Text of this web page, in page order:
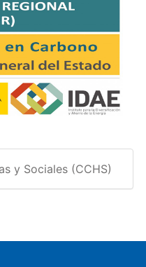
y Sociales (CCHS)